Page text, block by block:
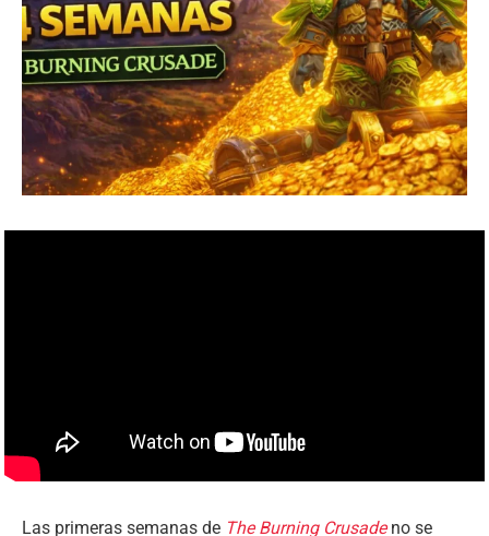
Las primeras semanas de The Burning Crusadeno se